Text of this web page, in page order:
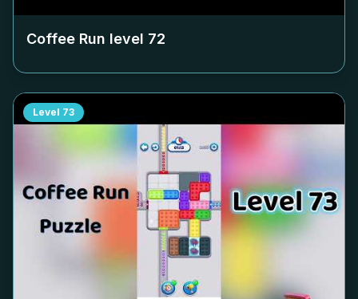
Coffee Run level 72
Level 73